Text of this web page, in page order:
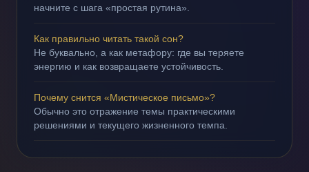
начните с шага «простая рутина».
Как правильно читать такой сон?
Не буквально, а как метафору: где вы теряете
энергию и как возвращаете устойчивость.
Почему снится «Мистическое письмо»?
Обычно это отражение темы практическими
решениями и текущего жизненного темпа.